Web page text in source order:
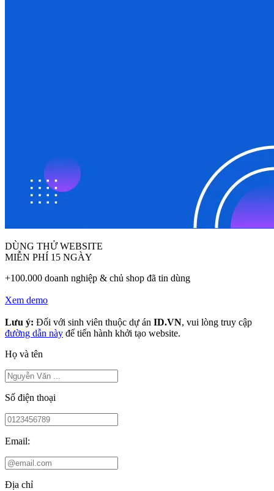
DÙNG THỬ WEBSITE
MIỄN PHÍ 15 NGÀY
+100.000 doanh nghiệp & chủ shop đã tin dùng
Xem demo
Lưu ý: Đối với sinh viên thuộc dự án ID.VN, vui lòng truy cập
đường dẫn này để tiến hành khởi tạo website.
Họ và tên
Số điện thoại
Email:
Địa chỉ